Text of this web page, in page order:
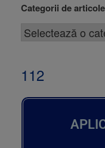
Categorii de articole
112